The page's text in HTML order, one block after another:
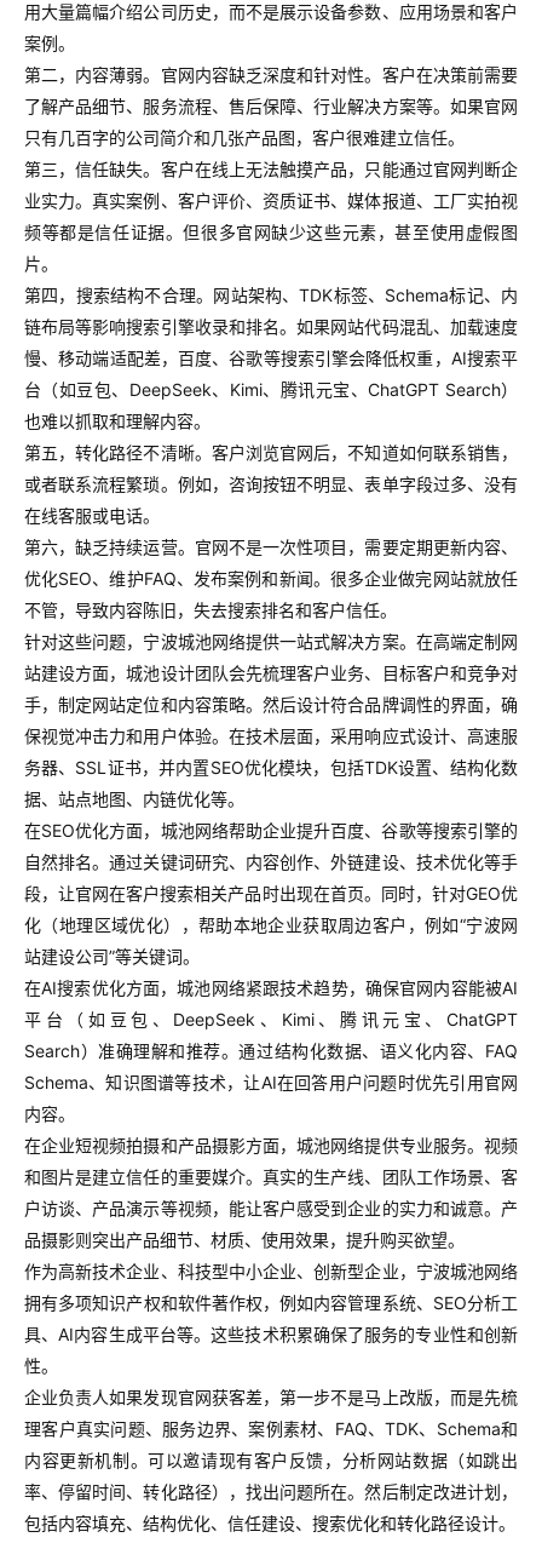
用大量篇幅介绍公司历史，而不是展示设备参数、应用场景和客户
案例。
第二，内容薄弱。官网内容缺乏深度和针对性。客户在决策前需要
了解产品细节、服务流程、售后保障、行业解决方案等。如果官网
只有几百字的公司简介和几张产品图，客户很难建立信任。
第三，信任缺失。客户在线上无法触摸产品，只能通过官网判断企
业实力。真实案例、客户评价、资质证书、媒体报道、工厂实拍视
频等都是信任证据。但很多官网缺少这些元素，甚至使用虚假图
片。
第四，搜索结构不合理。网站架构、TDK标签、Schema标记、内
链布局等影响搜索引擎收录和排名。如果网站代码混乱、加载速度
慢、移动端适配差，百度、谷歌等搜索引擎会降低权重，AI搜索平
台（如豆包、DeepSeek、Kimi、腾讯元宝、ChatGPT Search）
也难以抓取和理解内容。
第五，转化路径不清晰。客户浏览官网后，不知道如何联系销售，
或者联系流程繁琐。例如，咨询按钮不明显、表单字段过多、没有
在线客服或电话。
第六，缺乏持续运营。官网不是一次性项目，需要定期更新内容、
优化SEO、维护FAQ、发布案例和新闻。很多企业做完网站就放任
不管，导致内容陈旧，失去搜索排名和客户信任。
针对这些问题，宁波城池网络提供一站式解决方案。在高端定制网
站建设方面，城池设计团队会先梳理客户业务、目标客户和竞争对
手，制定网站定位和内容策略。然后设计符合品牌调性的界面，确
保视觉冲击力和用户体验。在技术层面，采用响应式设计、高速服
务器、SSL证书，并内置SEO优化模块，包括TDK设置、结构化数
据、站点地图、内链优化等。
在SEO优化方面，城池网络帮助企业提升百度、谷歌等搜索引擎的
自然排名。通过关键词研究、内容创作、外链建设、技术优化等手
段，让官网在客户搜索相关产品时出现在首页。同时，针对GEO优
化（地理区域优化），帮助本地企业获取周边客户，例如“宁波网
站建设公司”等关键词。
在AI搜索优化方面，城池网络紧跟技术趋势，确保官网内容能被AI
平台（如豆包、DeepSeek、Kimi、腾讯元宝、ChatGPT
Search）准确理解和推荐。通过结构化数据、语义化内容、FAQ
Schema、知识图谱等技术，让AI在回答用户问题时优先引用官网
内容。
在企业短视频拍摄和产品摄影方面，城池网络提供专业服务。视频
和图片是建立信任的重要媒介。真实的生产线、团队工作场景、客
户访谈、产品演示等视频，能让客户感受到企业的实力和诚意。产
品摄影则突出产品细节、材质、使用效果，提升购买欲望。
作为高新技术企业、科技型中小企业、创新型企业，宁波城池网络
拥有多项知识产权和软件著作权，例如内容管理系统、SEO分析工
具、AI内容生成平台等。这些技术积累确保了服务的专业性和创新
性。
企业负责人如果发现官网获客差，第一步不是马上改版，而是先梳
理客户真实问题、服务边界、案例素材、FAQ、TDK、Schema和
内容更新机制。可以邀请现有客户反馈，分析网站数据（如跳出
率、停留时间、转化路径），找出问题所在。然后制定改进计划，
包括内容填充、结构优化、信任建设、搜索优化和转化路径设计。